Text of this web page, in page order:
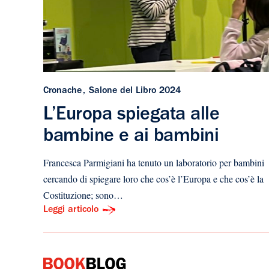
Cronache Salone del Libro 2024
L’Europa spiegata alle
bambine e ai bambini
Francesca Parmigiani ha tenuto un laboratorio per bambini
cercando di spiegare loro che cos’è l’Europa e che cos’è la
Costituzione; sono…
Leggi articolo